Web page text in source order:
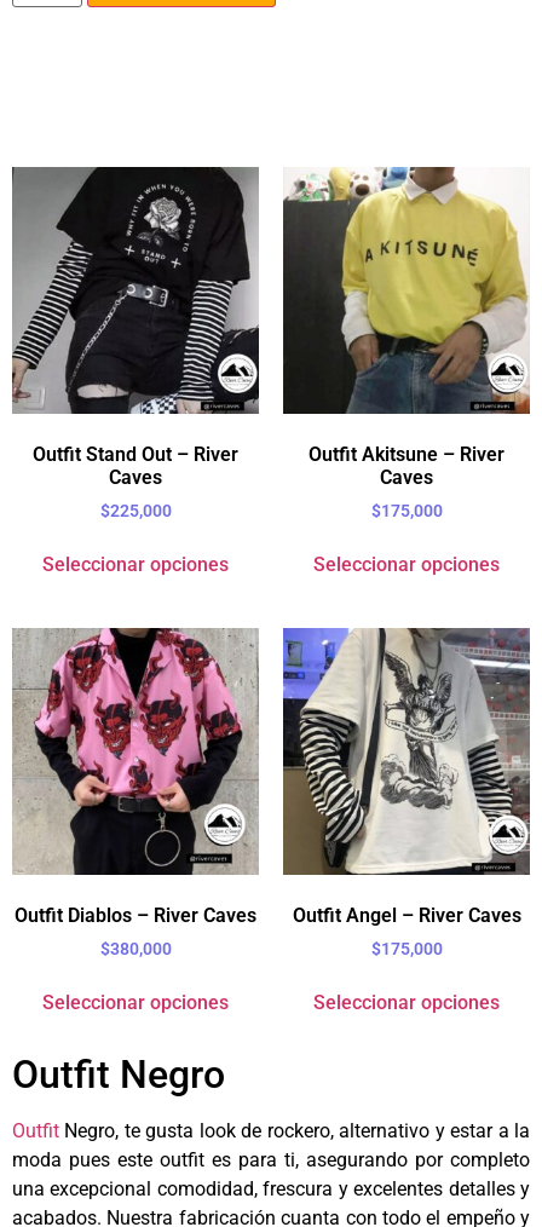
Outfit Stand Out – River
Caves
$225,000
Seleccionar opciones
Outfit Akitsune – River
Caves
$175,000
Seleccionar opciones
Outfit Diablos – River Caves
$380,000
Seleccionar opciones
Outfit Angel – River Caves
$175,000
Seleccionar opciones
Outfit Negro
Outfit Negro, te gusta look de rockero, alternativo y estar a la
moda pues este outfit es para ti, asegurando por completo
una excepcional comodidad, frescura y excelentes detalles y
acabados. Nuestra fabricación cuanta con todo el empeño y